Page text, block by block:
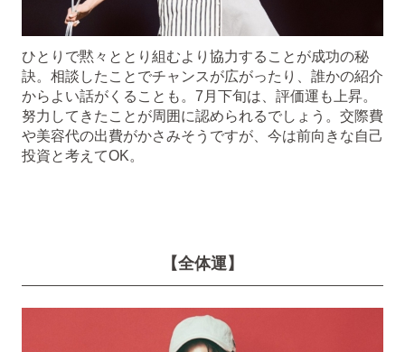
ひとりで黙々ととり組むより協力することが成功の秘
訣。相談したことでチャンスが広がったり、誰かの紹介
からよい話がくることも。7月下旬は、評価運も上昇。
努力してきたことが周囲に認められるでしょう。交際費
や美容代の出費がかさみそうですが、今は前向きな自己
投資と考えてOK。
【全体運】